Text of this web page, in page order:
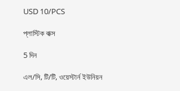
USD 10/PCS
প্লাস্টিক বাক্স
5 দিন
এল/সি, টি/টি, ওয়েস্টার্ন ইউনিয়ন